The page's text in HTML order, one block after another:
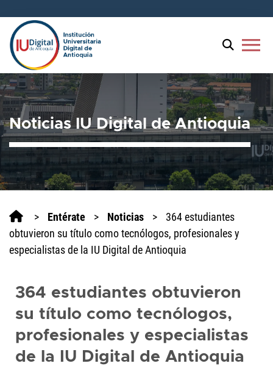
to
One
Accessibility
screen
reader.
To
start
the
All
in
Accessibility
screen
reader,
press
This
activates
menu
Noticias IU Digital de Antioquia
> Entérate > Noticias >
364 estudiantes
obtuvieron su título como tecnólogos, profesionales y
especialistas de la IU Digital de Antioquia
364 estudiantes obtuvieron
su título como tecnólogos,
profesionales y especialistas
de la IU Digital de Antioquia